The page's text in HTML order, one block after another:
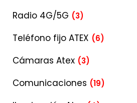
Radio 4G/5G (3)
Teléfono fijo ATEX (6)
Cámaras Atex (3)
Comunicaciones (19)